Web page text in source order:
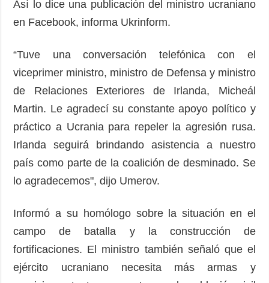
Así lo dice una publicación del ministro ucraniano
en Facebook, informa Ukrinform.
“Tuve una conversación telefónica con el
viceprimer ministro, ministro de Defensa y ministro
de Relaciones Exteriores de Irlanda, Micheál
Martin. Le agradecí su constante apoyo político y
práctico a Ucrania para repeler la agresión rusa.
Irlanda seguirá brindando asistencia a nuestro
país como parte de la coalición de desminado. Se
lo agradecemos", dijo Umerov.
Informó a su homólogo sobre la situación en el
campo de batalla y la construcción de
fortificaciones. El ministro también señaló que el
ejército ucraniano necesita más armas y